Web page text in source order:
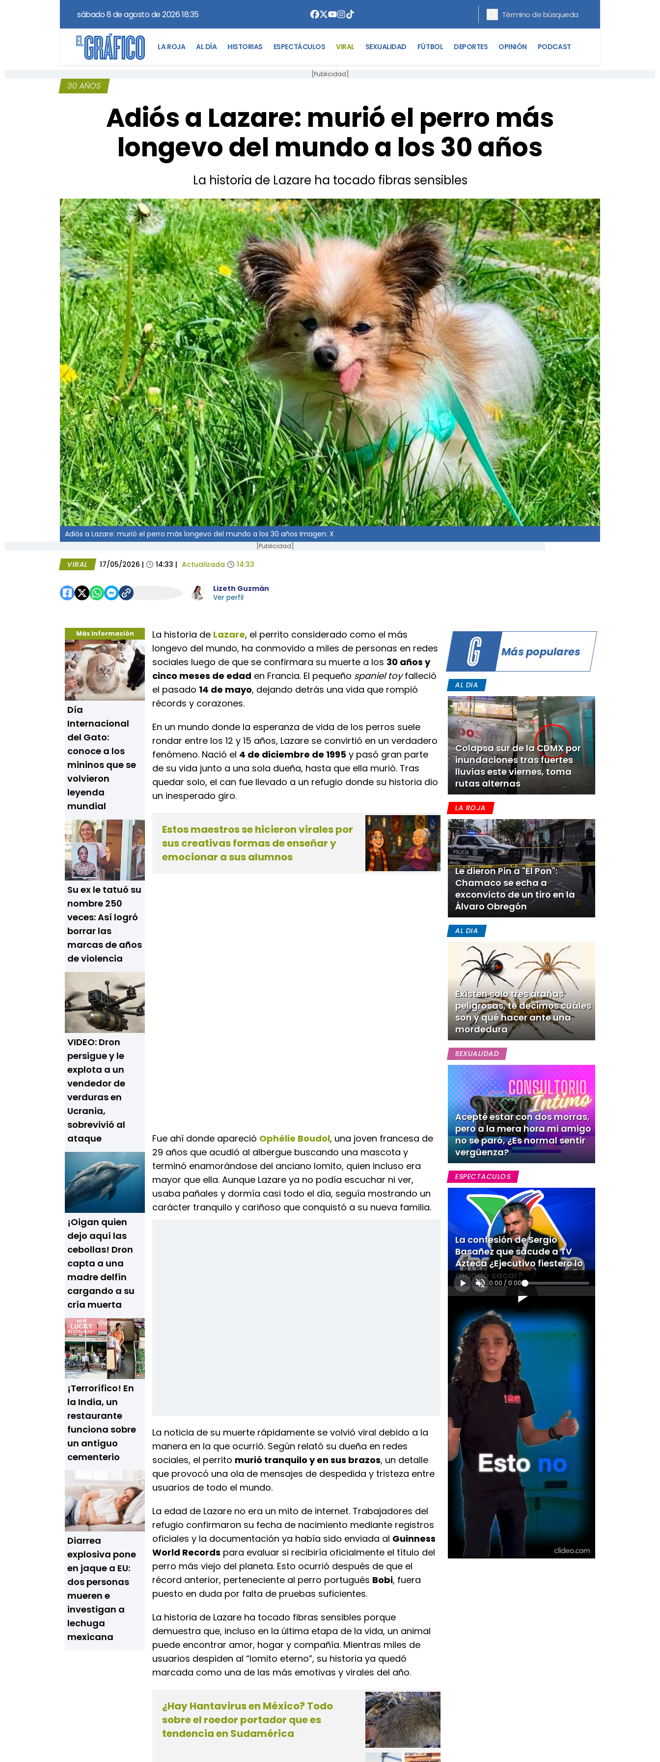
sábado 8 de agosto de 2026 18:35
LA ROJA AL DÍA HISTORIAS ESPECTÁCULOS VIRAL SEXUALIDAD FÚTBOL DEPORTES OPINIÓN PODCAST
[Publicidad]
30 AÑOS
Adiós a Lazare: murió el perro más
longevo del mundo a los 30 años
La historia de Lazare ha tocado fibras sensibles
Adiós a Lazare: murió el perro más longevo del mundo a los 30 años Imagen: X
[Publicidad]
VIRAL 17/05/2026 | 14:33 | Actualizada 14:33
Lizeth Guzmán
Ver perfil
Más Información
Día
Internacional
del Gato:
conoce a los
mininos que se
volvieron
leyenda
mundial
Su ex le tatuó su
nombre 250
veces: Así logró
borrar las
marcas de años
de violencia
VIDEO: Dron
persigue y le
explota a un
vendedor de
verduras en
Ucrania,
sobrevivió al
ataque
¡Oigan quien
dejo aquí las
cebollas! Dron
capta a una
madre delfín
cargando a su
cría muerta
¡Terrorífico! En
la India, un
restaurante
funciona sobre
un antiguo
cementerio
Diarrea
explosiva pone
en jaque a EU:
dos personas
mueren e
investigan a
lechuga
mexicana
La historia de Lazare, el perrito considerado como el más
longevo del mundo, ha conmovido a miles de personas en redes
sociales luego de que se confirmara su muerte a los 30 años y
cinco meses de edad en Francia. El pequeño spaniel toyfalleció
el pasado 14 de mayo, dejando detrás una vida que rompió
récords y corazones.
En un mundo donde la esperanza de vida de los perros suele
rondar entre los 12 y 15 años, Lazare se convirtió en un verdadero
fenómeno. Nació el 4 de diciembre de 1995 y pasó gran parte
de su vida junto a una sola dueña, hasta que ella murió. Tras
quedar solo, el can fue llevado a un refugio donde su historia dio
un inesperado giro.
Estos maestros se hicieron virales por
sus creativas formas de enseñar y
emocionar a sus alumnos
Fue ahí donde apareció Ophélie Boudol, una joven francesa de
29 años que acudió al albergue buscando una mascota y
terminó enamorándose del anciano lomito, quien incluso era
mayor que ella. Aunque Lazare ya no podía escuchar ni ver,
usaba pañales y dormía casi todo el día, seguía mostrando un
carácter tranquilo y cariñoso que conquistó a su nueva familia.
La noticia de su muerte rápidamente se volvió viral debido a la
manera en la que ocurrió. Según relató su dueña en redes
sociales, el perrito murió tranquilo y en sus brazos, un detalle
que provocó una ola de mensajes de despedida y tristeza entre
usuarios de todo el mundo.
La edad de Lazare no era un mito de internet. Trabajadores del
refugio confirmaron su fecha de nacimiento mediante registros
oficiales y la documentación ya había sido enviada al Guinness
World Records para evaluar si recibiría oficialmente el título del
perro más viejo del planeta. Esto ocurrió después de que el
récord anterior, perteneciente al perro portugués Bobi, fuera
puesto en duda por falta de pruebas suficientes.
La historia de Lazare ha tocado fibras sensibles porque
demuestra que, incluso en la última etapa de la vida, un animal
puede encontrar amor, hogar y compañía. Mientras miles de
usuarios despiden al “lomito eterno”, su historia ya quedó
marcada como una de las más emotivas y virales del año.
¿Hay Hantavirus en México? Todo
sobre el roedor portador que es
tendencia en Sudamérica
Más populares
AL DIA
Colapsa sur de la CDMX por
inundaciones tras fuertes
lluvias este viernes, toma
rutas alternas
LA ROJA
Le dieron Pin a "El Pon":
Chamaco se echa a
exconvicto de un tiro en la
Álvaro Obregón
AL DIA
Existen solo tres arañas
peligrosas, te decimos cuáles
son y qué hacer ante una
mordedura
SEXUALIDAD
Acepté estar con dos morras,
pero a la mera hora mi amigo
no se paró, ¿Es normal sentir
vergüenza?
ESPECTACULOS
La confesión de Sergio
Basañez que sacude a TV
Azteca ¿Ejecutivo fiestero lo
mandó sacar?
0:00 / 0:00
[Publicidad]